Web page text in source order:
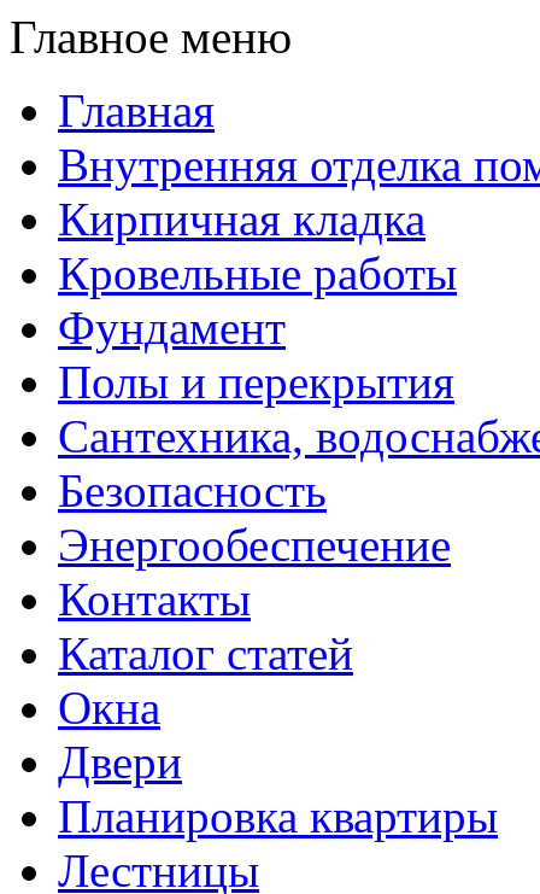
Главное меню
Главная
Внутренняя отделка
Кирпичная кладка
Кровельные работы
Фундамент
Полы и перекрытия
Сантехника,
Безопасность
Энергообеспечение
Контакты
Каталог статей
Окна
Двери
Планировка квартиры
Лестницы